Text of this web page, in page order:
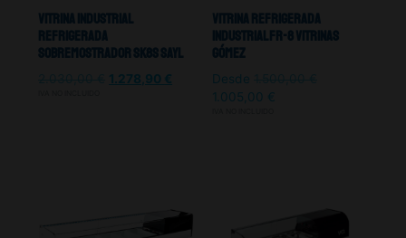
Vitrina Industrial
Refrigerada
Sobremostrador SK8S Sayl
1.278,90 €
Vitrina Refrigerada
Industrial FR-8 Vitrinas
Gómez
Desde
1.005,00 €